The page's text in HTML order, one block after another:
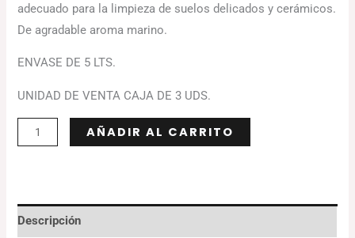
adecuado para la limpieza de suelos delicados y cerámicos.
De agradable aroma marino.
ENVASE DE 5 LTS.
UNIDAD DE VENTA CAJA DE 3 UDS.
AÑADIR AL CARRITO
Descripción